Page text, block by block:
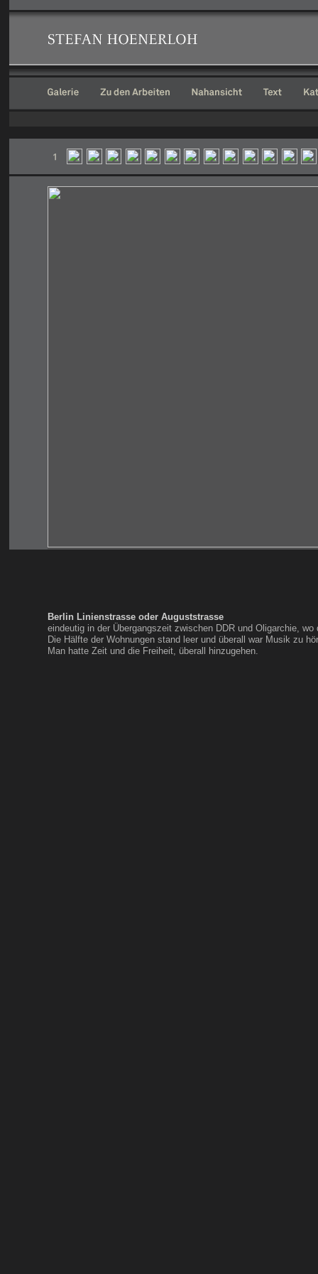
Berlin Linienstrasse oder Auguststrasse
eindeutig in der Übergangszeit zwischen DDR und Oligarchie,
Die Hälfte der Wohnungen stand leer und überall war Musik zu
Man hatte Zeit und die Freiheit, überall hinzugehen.